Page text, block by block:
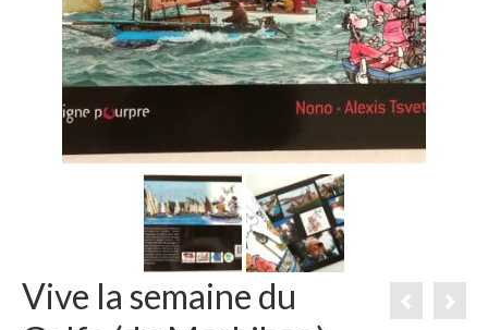
Vive la semaine du